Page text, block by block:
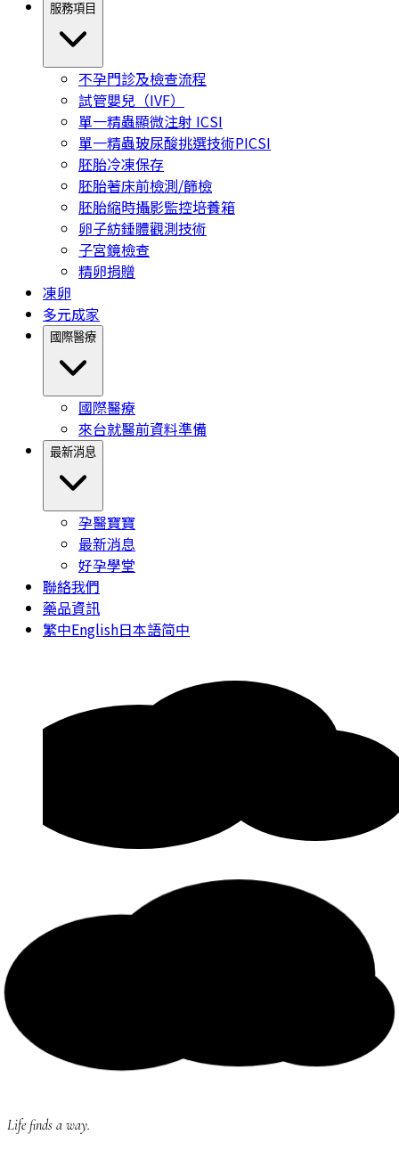
服務項目
不孕門診及檢查流程
試管嬰兒（IVF）
單一精蟲顯微注射 ICSI
單一精蟲玻尿酸挑選技術PICSI
胚胎冷凍保存
胚胎著床前檢測/篩檢
胚胎縮時攝影監控培養箱
卵子紡錘體觀測技術
子宮鏡檢查
精卵捐贈
凍卵
多元成家
國際醫療
國際醫療
來台就醫前資料準備
最新消息
孕醫寶寶
最新消息
好孕學堂
聯絡我們
藥品資訊
繁中English日本語简中
Life finds a way.